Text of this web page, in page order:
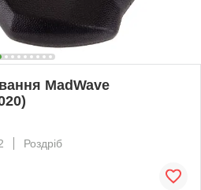
MadWave
Роздріб